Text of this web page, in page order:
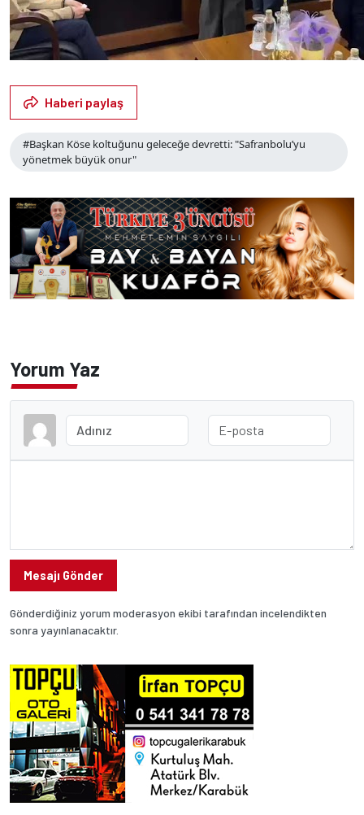
Haberi paylaş
#Başkan Köse koltuğunu geleceğe devretti: "Safranbolu’yu
yönetmek büyük onur"
Yorum Yaz
Mesajı Gönder
Gönderdiğiniz yorum moderasyon ekibi tarafından incelendikten
sonra yayınlanacaktır.